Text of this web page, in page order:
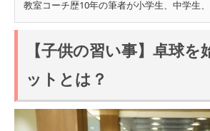
教室コーチ歴10年の筆者が小学生、中学生
【子供の習い事】卓球を
ットとは？